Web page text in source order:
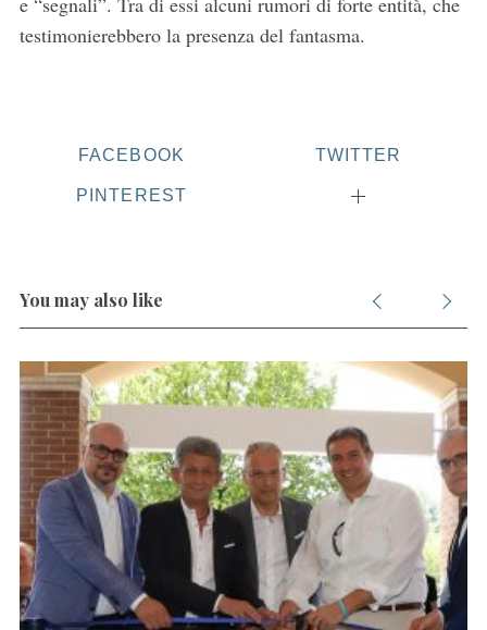
testimonierebbero la presenza del fantasma.
FACEBOOK TWITTER
PINTEREST
You may also like
c
h
o
r
: